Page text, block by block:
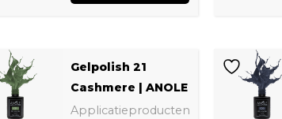
Gelpolish 21
Cashmere | ANOLE
Applicatieproducten